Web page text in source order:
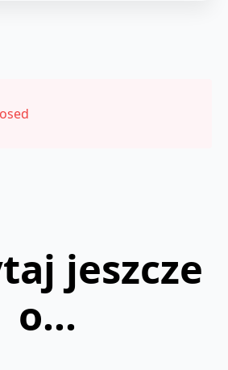
jeszcze
o...